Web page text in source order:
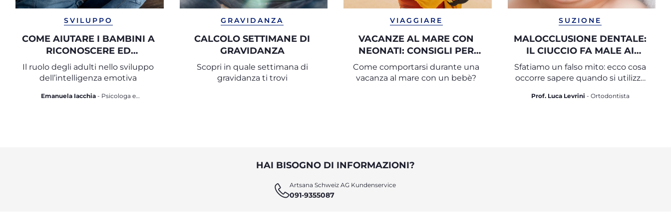
SVILUPPO
COME AIUTARE I BAMBINI A
RICONOSCERE ED
ESPRIMERE LE PROPRIE
EMOZIONI
Il ruolo degli adulti nello sviluppo
dell’intelligenza emotiva
Emanuela Iacchia- Psicologa e
GRAVIDANZA
CALCOLO SETTIMANE DI
GRAVIDANZA
Scopri in quale settimana di
gravidanza ti trovi
VIAGGIARE
VACANZE AL MARE CON
NEONATI: CONSIGLI PER
UNA VACANZA SICURA
Come comportarsi durante una
vacanza al mare con un bebè?
SUZIONE
MALOCCLUSIONE DENTALE:
IL CIUCCIO FA MALE AI
DENTI?
Sfatiamo un falso mito: ecco cosa
occorre sapere quando si utilizza
Prof. Luca Levrini - Ortodontista
HAI BISOGNO DI INFORMAZIONI?
Artsana Schweiz AG Kundenservice
091-9355087